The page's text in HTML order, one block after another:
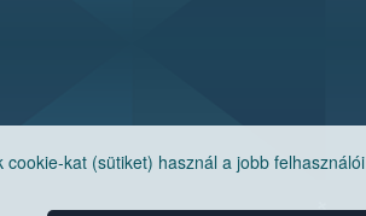
kat (sütiket) használ a jobb felhasználói